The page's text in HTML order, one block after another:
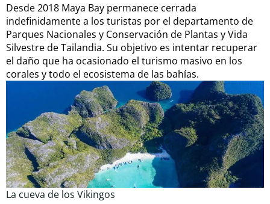
Desde 2018 Maya Bay permanece cerrada
indefinidamente a los turistas por el departamento de
Parques Nacionales y Conservación de Plantas y Vida
Silvestre de Tailandia. Su objetivo es intentar recuperar
el daño que ha ocasionado el turismo masivo en los
corales y todo el ecosistema de las bahías.
La cueva de los Vikingos